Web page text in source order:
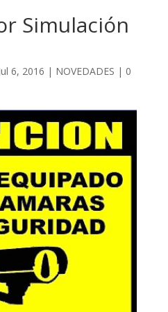
Simulación
6, 2016 | NOVEDADES | 0